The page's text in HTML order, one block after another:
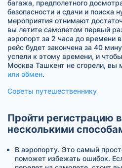
багажа, предполетного
безопасности и сдачи и поиска
мероприятия отнимают
вы летите самолетом первый
аэропорт за 2 часа до времени
рейс будет закончена за 40
успели к этому времени, и
Москва Ташкент не сгорели, вы
или обмен.
Советы путешественнику
Пройти регистрацию
несколькими
В аэропорту. Это самый
поможет избежать ошибок.